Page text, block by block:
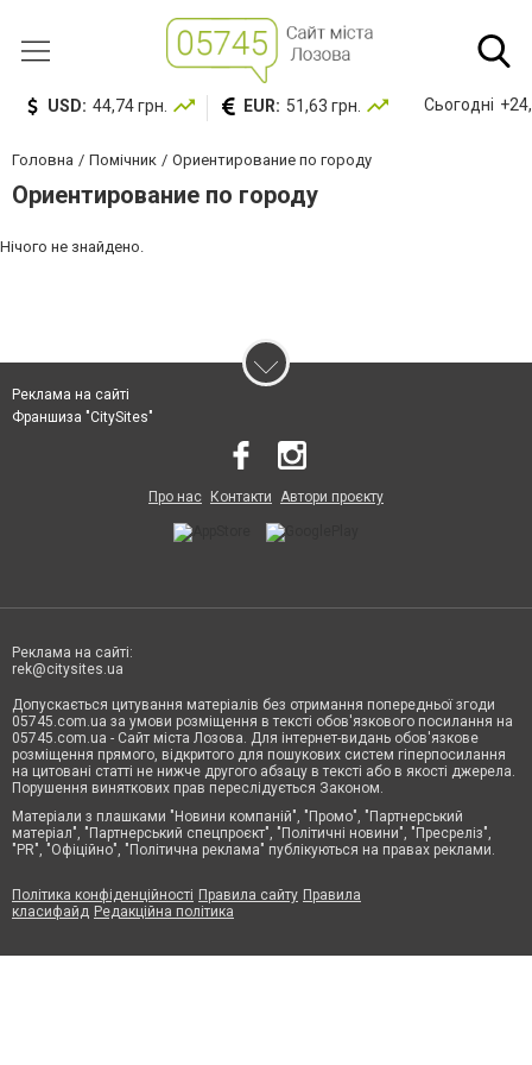
USD: 44,74 грн. EUR: 51,63 грн. Сьогодні
Головна Помічник Ориентирование по городу
Ориентирование по городу
Нічого не знайдено.
Реклама на сайті
Франшиза "CitySites"
Про нас Контакти Автори проєкту
Реклама на сайті:
rek@citysites.ua
Допускається цитування матеріалів без отримання попередньої згоди
05745.com.ua за умови розміщення в тексті обов'язкового посилання на
05745.com.ua - Сайт міста Лозова. Для інтернет-видань обов'язкове
розміщення прямого, відкритого для пошукових систем гіперпосилання
на цитовані статті не нижче другого абзацу в тексті або в якості джерела.
Порушення виняткових прав переслідується Законом.
Матеріали з плашками "Новини компаній", "Промо", "Партнерський
матеріал", "Партнерський спецпроєкт", "Політичні новини", "Пресреліз",
"PR", "Офіційно", "Політична реклама" публікуються на правах реклами.
Політика конфіденційності Правила сайту Правила
класифайд Редакційна політика